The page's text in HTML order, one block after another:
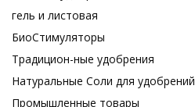
гель и листовая
БиоСтимуляторы
Традицион-ные удобрения
Натуральные Соли для удобрений
Промышленные товары